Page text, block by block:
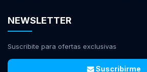
NEWSLETTER
Suscribite para ofertas exclusivas
Suscribirme